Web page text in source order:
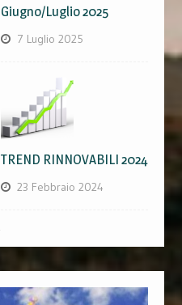
Giugno/Luglio 2025
7 Luglio 2025
TREND RINNOVABILI 2024
23 Febbraio 2024